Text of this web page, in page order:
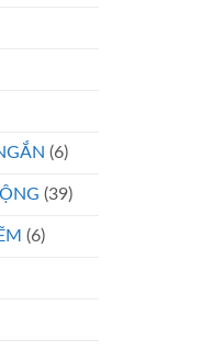
(6)
(39)
(6)